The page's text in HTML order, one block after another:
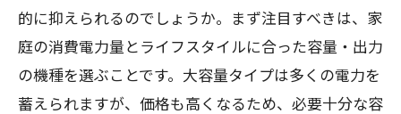
的に抑えられるのでしょうか。まず注目すべきは、家
庭の消費電力量とライフスタイルに合った容量・出力
の機種を選ぶことです。大容量タイプは多くの電力を
蓄えられますが、価格も高くなるため、必要十分な容